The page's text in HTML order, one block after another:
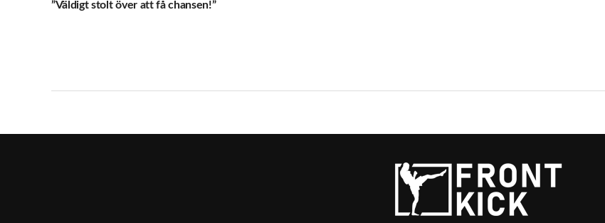
”Väldigt stolt över att få chansen!”